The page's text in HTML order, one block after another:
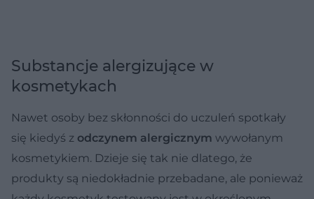
Substancje alergizujące w
kosmetykach
Nawet osoby bez skłonności do uczuleń spotkały
się kiedyś z odczynem alergicznym wywołanym
kosmetykiem. Dzieje się tak nie dlatego, że
produkty są niedokładnie przebadane, ale ponieważ